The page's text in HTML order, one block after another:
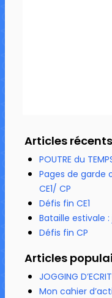
Articles récents
POUTRE du
Pages de garde
CE1/ CP
Défis fin CE1
Bataille estivale
Défis fin CP
Articles
JOGGING
Mon cahier